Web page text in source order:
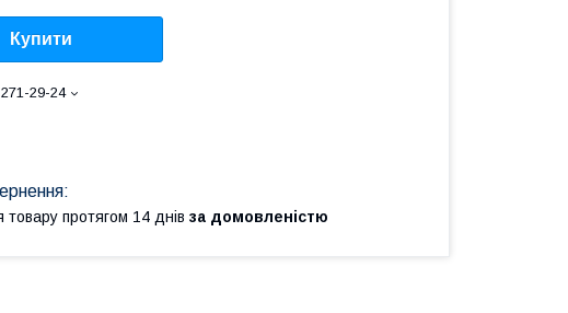
Купити
29-24
товару протягом 14 днів за домовленістю